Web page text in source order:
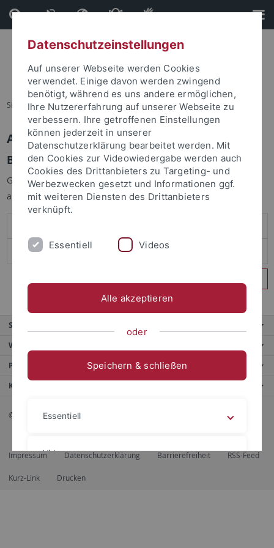
Direkt
zum
Inhalt
Direkt
zur
Fußleiste
Sie sind hier: Startseite
Anmelden
Benutzeranmeldung
Geben Sie Ihren Benutzernamen und Ihr Passwort an um sich
anzumelden:
Service
Weitere Angebote
Portale
Kontaktinfo
© 2026 Eberhard Karls Universität Tübingen, Tübingen
Impressum Datenschutzerklärung Barrierefreiheit RSS-Feed
Kurz-Link Drucken
Datenschutzeinstellungen
Auf unserer Webseite werden Cookies
verwendet. Einige davon werden zwingend
benötigt, während es uns andere ermöglichen,
Ihre Nutzererfahrung auf unserer Webseite zu
verbessern. Ihre getroffenen Einstellungen
können jederzeit in unserer
Datenschutzerklärung bearbeitet werden. Mit
den Cookies zur Videowiedergabe werden auch
Cookies des Drittanbieters zu Targeting- und
Werbezwecken gesetzt und Informationen ggf.
mit weiteren Diensten des Drittanbieters
verknüpft.
Essentiell Videos
Alle akzeptieren
oder
Speichern & schließen
Essentiell
Videos